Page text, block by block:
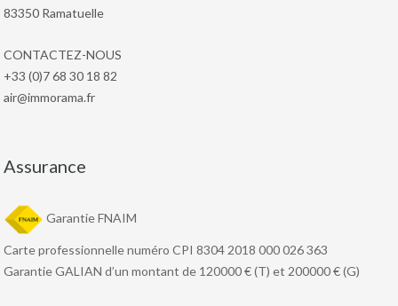
83350 Ramatuelle
CONTACTEZ-NOUS
+33 (0)7 68 30 18 82
air@immorama.fr
Assurance
Garantie FNAIM
Carte professionnelle numéro CPI 8304 2018 000 026 363
Garantie GALIAN d’un montant de 120000 € (T) et 200000 € (G)